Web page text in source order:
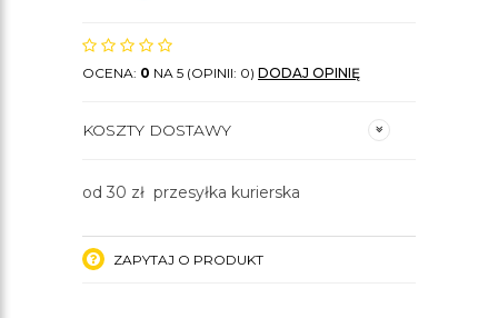
OCENA: 0 NA 5 (OPINII: 0) DODAJ OPINIĘ
KOSZTY DOSTAWY
od 30 zł przesyłka kurierska
ZAPYTAJ O PRODUKT